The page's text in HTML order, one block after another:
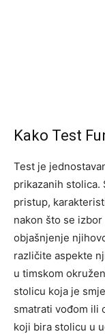
Kako Test
Test je
prikazanih stolica.
pristup,
nakon što se
objašnjenje
različite aspekte
u timskom
stolicu koja je
smatrati vođom ili
koji bira stolicu u